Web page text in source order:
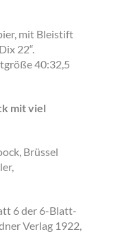
mit Bleistift
22“.
40:32,5
mit viel
Brüssel
6 der 6-Blatt-
Verlag 1922,